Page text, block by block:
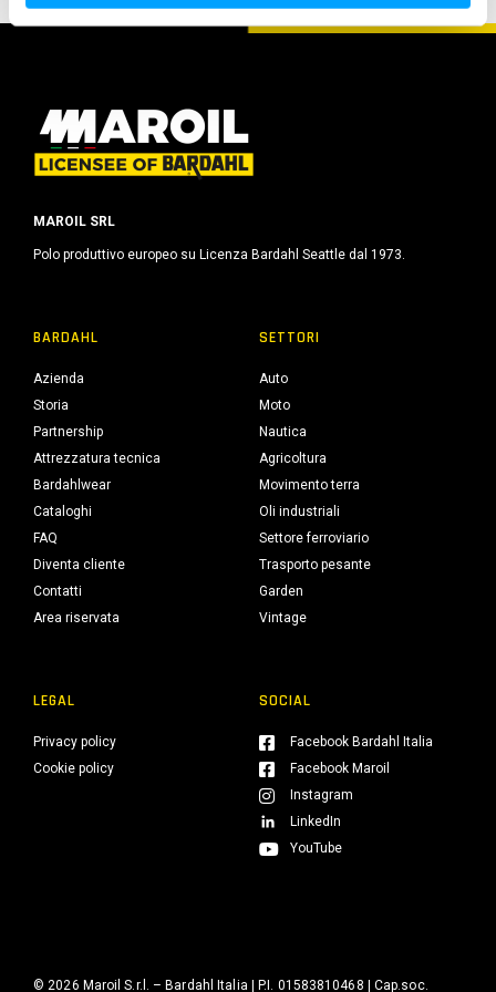
MAROIL SRL
Polo produttivo europeo su Licenza Bardahl Seattle dal 1973.
BARDAHL
Azienda
Storia
Partnership
Attrezzatura tecnica
Bardahlwear
Cataloghi
FAQ
Diventa cliente
Contatti
Area riservata
SETTORI
Auto
Moto
Nautica
Agricoltura
Movimento terra
Oli industriali
Settore ferroviario
Trasporto pesante
Garden
Vintage
LEGAL
Privacy policy
Cookie policy
SOCIAL
Facebook Bardahl Italia
Facebook Maroil
Instagram
LinkedIn
YouTube
© 2026 Maroil S.r.l. – Bardahl Italia | P.I. 01583810468 | Cap.soc.